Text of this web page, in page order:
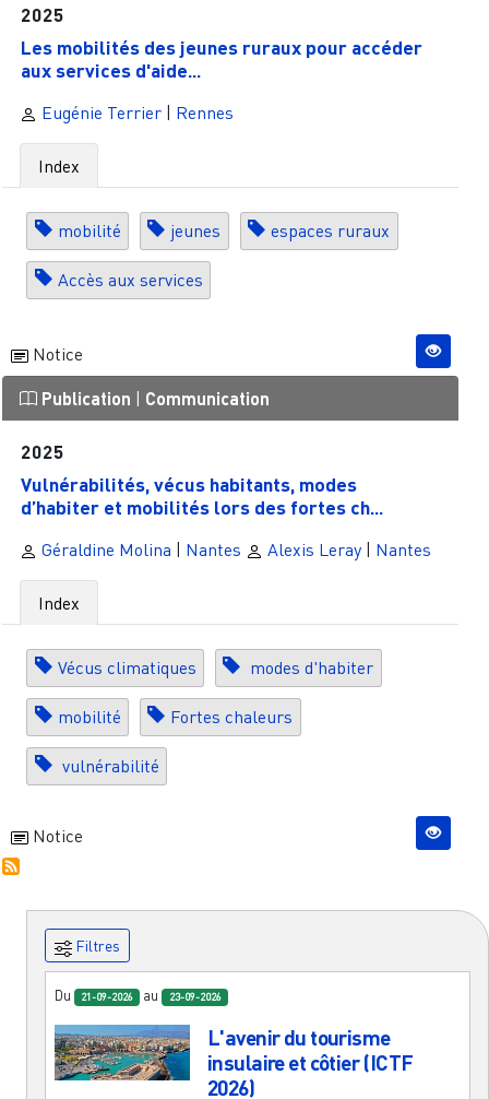
2025
Les mobilités des jeunes ruraux pour accéder
aux services d'aide...
Eugénie Terrier| Rennes
Index
mobilité jeunes espaces ruraux
Accès aux services
Notice
Publication Communication
2025
Vulnérabilités, vécus habitants, modes
d’habiter et mobilités lors des fortes ch...
Géraldine Molina Nantes Alexis Leray| Nantes
Index
Vécus climatiques modes d'habiter
mobilité Fortes chaleurs
vulnérabilité
Notice
Filtres
Du 21-09-2026 au 23-09-2026
L'avenir du tourisme
insulaire et côtier (ICTF
2026)